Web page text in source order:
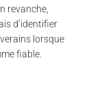
revanche,
d’identifier
lorsque
fiable.